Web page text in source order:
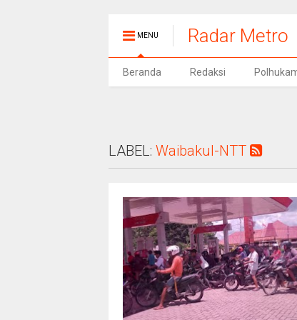
MENU Radar Metro
Beranda Redaksi
LABEL: Waibakul-NTT